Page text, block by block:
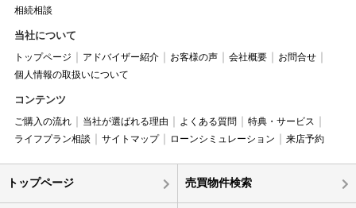
相続相談
当社について
トップページ アドバイザー紹介 お客様の声 会社概要
お問合せ
個人情報の取扱いについて
コンテンツ
ご購入の流れ 当社が選ばれる理由 よくある質問
特典・サービス
ライフプラン相談
サイトマップ ローンシミュレーション 来店予約
トップページ 売買物件検索